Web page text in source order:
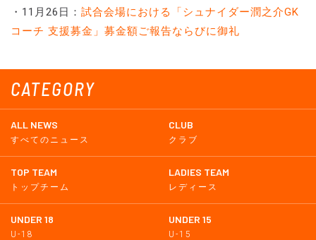
CATEGORY
ALL NEWS
すべてのニュース
CLUB
クラブ
TOP TEAM
トップチーム
LADIES TEAM
レディース
UNDER 18
U-18
UNDER 15
U-15
・11月26日： 試合会場における「シュナイダー潤之介GK
コーチ 支援募金」募金額ご報告ならびに御礼